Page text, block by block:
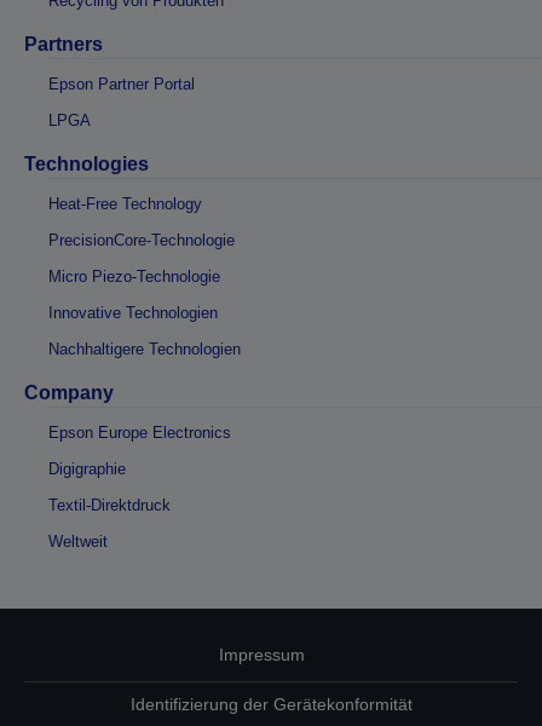
Partners
Epson Partner Portal
LPGA
Technologies
Heat-Free Technology
PrecisionCore-Technologie
Micro Piezo-Technologie
Innovative Technologien
Nachhaltigere Technologien
Company
Epson Europe Electronics
Digigraphie
Textil-Direktdruck
Weltweit
Impressum
Identifizierung der Gerätekonformität